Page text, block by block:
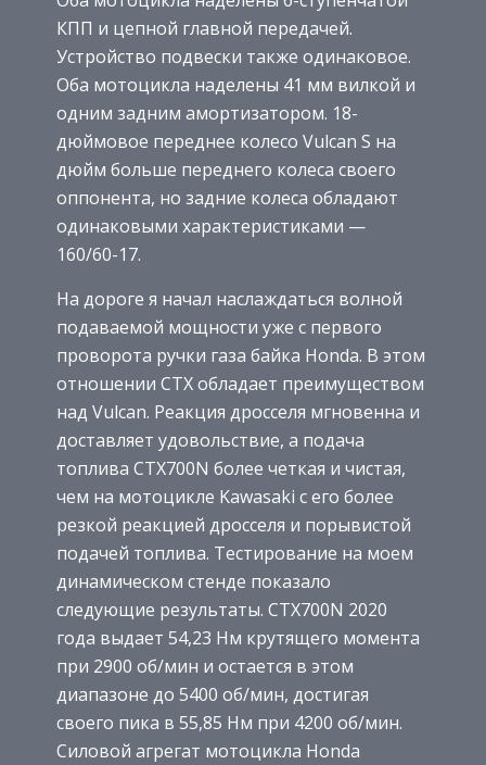
КПП и цепной главной передачей.
Устройство подвески также одинаковое.
Оба мотоцикла наделены 41 мм вилкой и
одним задним амортизатором. 18-
дюймовое переднее колесо Vulcan S на
дюйм больше переднего колеса своего
оппонента, но задние колеса обладают
одинаковыми характеристиками —
160/60-17.
На дороге я начал наслаждаться волной
подаваемой мощности уже с первого
проворота ручки газа байка Honda. В этом
отношении CTX обладает преимуществом
над Vulcan. Реакция дросселя мгновенна и
доставляет удовольствие, а подача
топлива CTX700N более четкая и чистая,
чем на мотоцикле Kawasaki с его более
резкой реакцией дросселя и порывистой
подачей топлива. Тестирование на моем
динамическом стенде показало
следующие результаты. CTX700N 2020
года выдает 54,23 Нм крутящего момента
при 2900 об/мин и остается в этом
диапазоне до 5400 об/мин, достигая
своего пика в 55,85 Нм при 4200 об/мин.
Силовой агрегат мотоцикла Honda